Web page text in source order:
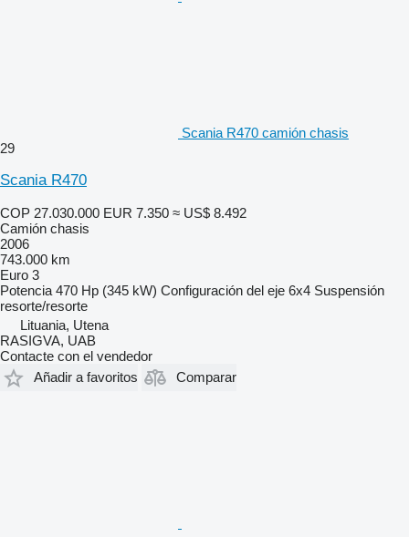
Scania R470 camión chasis
29
Scania R470
COP 27.030.000 EUR 7.350 ≈ US$ 8.492
Camión chasis
2006
743.000 km
Euro 3
Potencia 470 Hp (345 kW) Configuración del eje 6x4 Suspensión
resorte/resorte
Lituania, Utena
RASIGVA, UAB
Contacte con el vendedor
Añadir a favoritos
Comparar